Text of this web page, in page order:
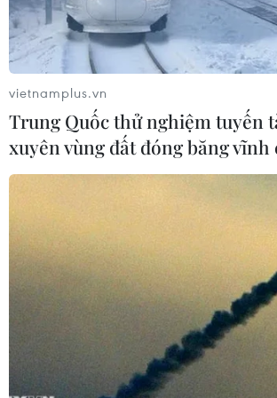
Thép cuộn tại một nhà máy ở Monterrey,
TTXVN)
Ngày 17/5, Bộ Kinh tế Mexico (SE)
đạt được một thỏa thuận với Mỹ
vietnamplus.vn
Trung Quốc thử nghiệm tuyến
xuyên vùng đất đóng băng vĩnh